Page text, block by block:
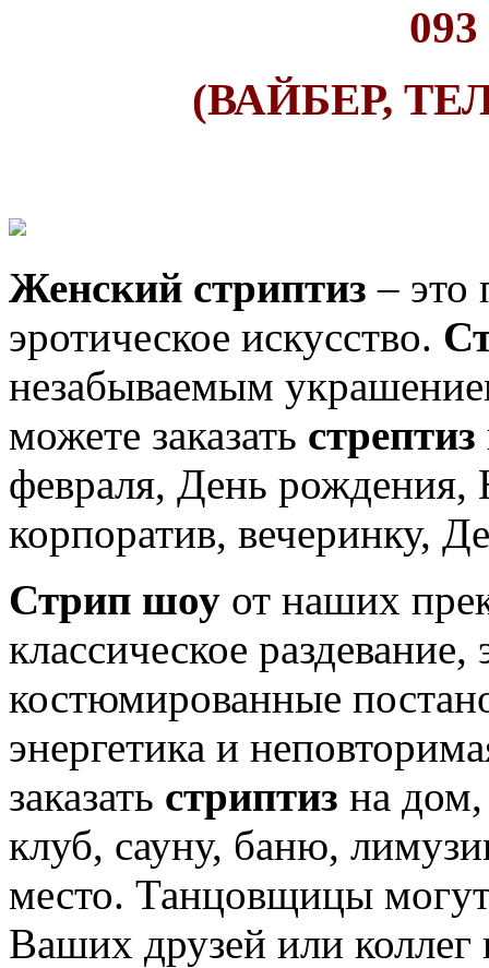
(ВАЙБЕР,
Женский стриптиз – это
эротическое искусство.
незабываемым
можете заказать стрептиз
февраля, День рождения,
корпоратив, вечеринку,
Стрип шоу от наших
классическое
костюмированные
энергетика и
заказать стриптиз на дом,
клуб, сауну, баню,
место. Танцовщицы
Ваших друзей или коллег